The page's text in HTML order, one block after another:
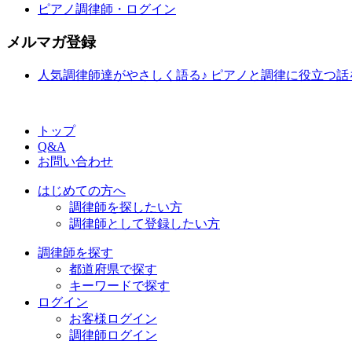
ピアノ調律師・ログイン
メルマガ登録
人気調律師達がやさしく語る♪ ピアノと調律に役立つ話
トップ
Q&A
お問い合わせ
はじめての方へ
調律師を探したい方
調律師として登録したい方
調律師を探す
都道府県で探す
キーワードで探す
ログイン
お客様ログイン
調律師ログイン